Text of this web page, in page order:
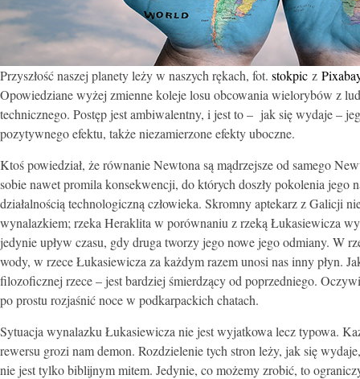
Przyszłość naszej planety leży w naszych rękach, fot. stokpic z
Opowiedziane wyżej zmienne koleje losu obcowania wielorybów z
technicznego. Postęp jest ambiwalentny, i jest to – jak się wydaje –
pozytywnego efektu, także niezamierzone efekty uboczne.
Ktoś powiedział, że równanie Newtona są mądrzejsze od samego
sobie nawet promila konsekwencji, do których doszły pokolenia jego
działalnością technologiczną człowieka. Skromny aptekarz z Galicji
wynalazkiem; rzeka Heraklita w porównaniu z rzeką Łukasiewicza
jedynie upływ czasu, gdy druga tworzy jego nowe jego odmiany. W
wody, w rzece Łukasiewicza za każdym razem unosi nas inny płyn.
filozoficznej rzece – jest bardziej śmierdzący od poprzedniego.
po prostu rozjaśnić noce w podkarpackich chatach.
Sytuacja wynalazku Łukasiewicza nie jest wyjatkowa lecz typowa.
rewersu grozi nam demon. Rozdzielenie tych stron leży, jak się
nie jest tylko biblijnym mitem. Jedynie, co możemy zrobić, to